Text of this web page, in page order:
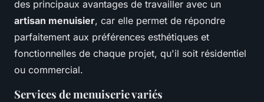
des principaux avantages de travailler avec un
artisan menuisier, car elle permet de répondre
parfaitement aux préférences esthétiques et
fonctionnelles de chaque projet, qu'il soit résidentiel
ou commercial.
Services de menuiserie variés